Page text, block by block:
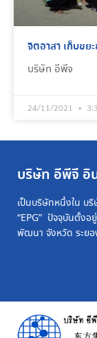
จิตอาสา เก็บขย
บริษัท อีพีจ
24/11/2021
บริษัท อีพีจี อิ
เป็นบริษัทหนึ่งใน บ
“EPG” ปัจจุบันตั้งอ
พัฒนา จังหวัด ระย